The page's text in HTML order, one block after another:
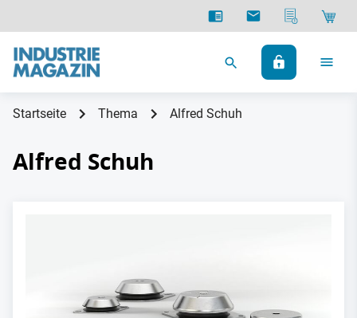
Startseite Thema Alfred Schuh
Alfred Schuh